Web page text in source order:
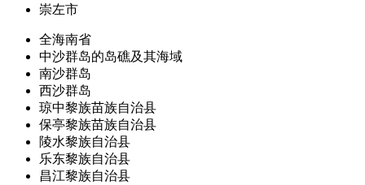
崇左市
全海南省
中沙群岛的岛礁及其海域
南沙群岛
西沙群岛
琼中黎族苗族自治县
保亭黎族苗族自治县
陵水黎族自治县
乐东黎族自治县
昌江黎族自治县